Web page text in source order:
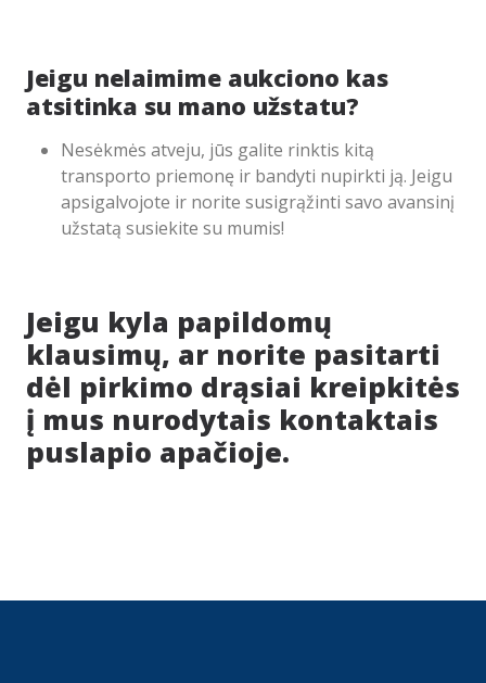
Jeigu nelaimime aukciono kas
atsitinka su mano užstatu?
Nesėkmės atveju, jūs galite rinktis kitą
transporto priemonę ir bandyti nupirkti ją. Jeigu
apsigalvojote ir norite susigrąžinti savo avansinį
užstatą susiekite su mumis!
Jeigu kyla papildomų
klausimų, ar norite pasitarti
dėl pirkimo drąsiai kreipkitės
į mus nurodytais kontaktais
puslapio apačioje.